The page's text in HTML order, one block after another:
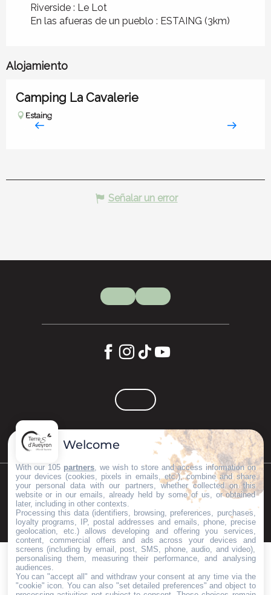
Riverside : Le Lot
En las afueras de un pueblo : ESTAING (3km)
Alojamiento
Camping La Cavalerie
Estaing
Señalar un error
©Copyright 2023 Mentions légalesPartenaires
Welcome
With our 105 partners , we wish to store and access information on
your devices (cookies, pixels in emails, etc.), combine and share
your personal data with our partners, whether collected on this
website or in our emails, already held by some of us, or obtained
later, including in other contexts.
Processing this data (identifiers, browsing, preferences, purchases,
loyalty programs, IP, postal addresses and emails, phone, precise
geolocation, etc.) allows developing and offering you services,
content, commercial offers and ads across your devices and
screens (including by email, post, SMS, phone, audio, and video),
personalising them, measuring their performance, and analysing
audiences.
You can "accept all" and withdraw your consent at any time via the
"cookie" icon . You can also "set detailed preferences" and object to